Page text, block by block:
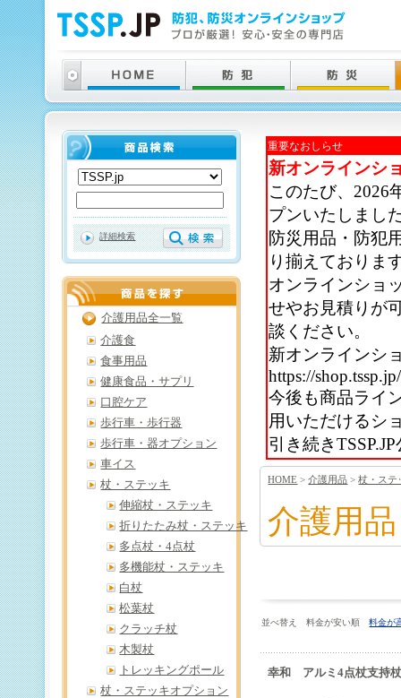
重要なおしらせ
新オンラインシ
このたび、2026
プンいたしまし
防災用品・防犯
り揃えておりま
オンラインショ
せやお見積りが
談ください。
新オンラインシ
https://shop.tssp.jp/
今後も商品ライ
用いただけるシ
引き続き
HOME >介護用品 >杖・ステ
介護用品
並べ替え 料金が安い順料金が
幸和 アルミ4点杖支持
詳細検索
介護用品全一覧
介護食
食事用品
健康食品・サプリ
口腔ケア
歩行車・歩行器
歩行車・器オプション
車イス
杖・ステッキ
伸縮杖・ステッキ
折りたたみ杖・ステッキ
多点杖・4点杖
多機能杖・ステッキ
白杖
松葉杖
クラッチ杖
木製杖
トレッキングポール
杖・ステッキオプション